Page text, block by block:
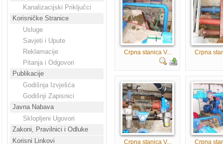
Kanalizacijski Priključci
Korisničke Stranice
Usluge
Savjeti i Upute
Reklamacije
Pitanja i Odgovori
Publikacije
Godišnja Izvješća
Godišnji Zapisnici
Javna Nabava
Sklopljeni Ugovori
Zakoni, Pravilnici i Odluke
Korisni Linkovi
Crpna stanica V... Crpna
Crpna stanica V... Crpna